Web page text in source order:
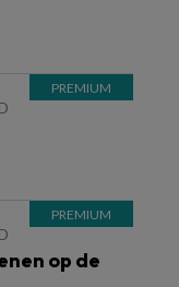
op de